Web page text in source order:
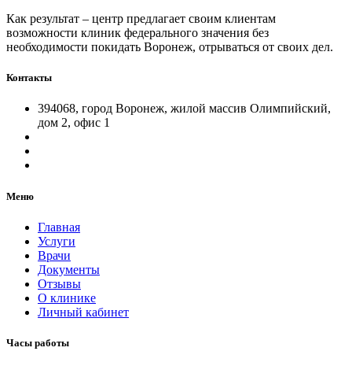
Как результат – центр предлагает своим клиентам
возможности клиник федерального значения без
необходимости покидать Воронеж, отрываться от своих дел.
Контакты
394068, город Воронеж, жилой массив Олимпийский,
дом 2, офис 1
Меню
Главная
Услуги
Врачи
Документы
Отзывы
О клинике
Личный кабинет
Часы работы